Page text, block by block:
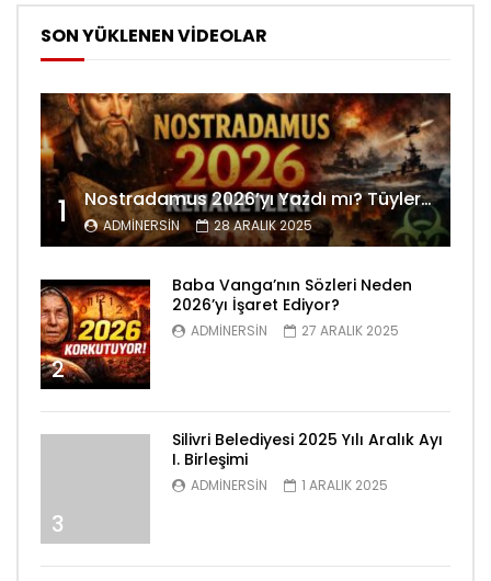
SON YÜKLENEN VİDEOLAR
1 Nostradamus 2026’yı Yazdı mı? Tüyler Ürperten Kehanetler
ADMINERSIN 28 ARALIK 2025
2
Baba Vanga’nın Sözleri Neden
2026’yı İşaret Ediyor?
ADMINERSIN 27 ARALIK 2025
3
Silivri Belediyesi 2025 Yılı Aralık Ayı
I. Birleşimi
ADMINERSIN 1 ARALIK 2025